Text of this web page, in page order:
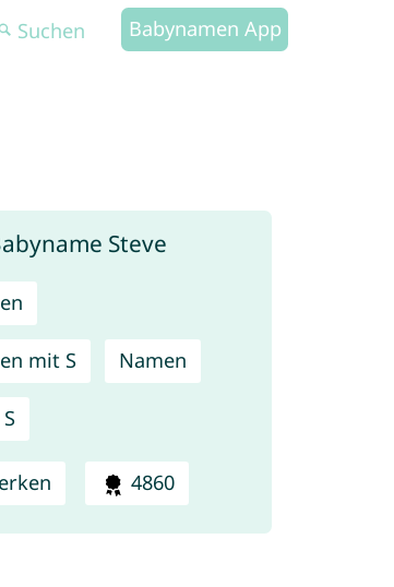
Babynamen App
mit S Namen
4860